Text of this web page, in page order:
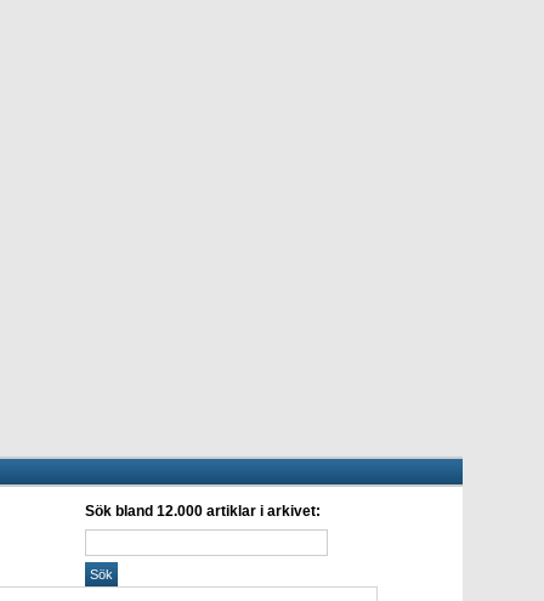
Sök bland 12.000 artiklar i arkivet: